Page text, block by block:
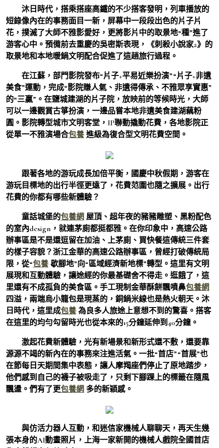
沐日時代，搭乘搭座高鐵的不少搭客發明，列車播放的
短錄像內在的事務面目一新，屏幕中一段段出色的片子片
花，撲滅了大師不雅影愛好，更將影片中的取景地“種”進了
游客心中。預備前去重慶的吳密斯表現，《刺殺小說家2》的
取景地和本地暖鍋文明配合促進了這趟旅行過程。
在江蘇，部門影院發布“片子+平易近樂扮演”“片子+非遺
美食”運動，完成“影院賺人氣、非遺得傳承、不雅眾享實惠”
的“三贏”。在鹽城建湖的片子院，放映前的等候時光，大師
可以一邊觀賞古箏扮演，一邊品嘗本地非遺美食建湖藕粉
圓。影院轉型城市文明客堂，IP聯動撬動花費，各地影院正
從單一不雅演場合包養 進級為復合型文明花費空間。
跟著各地的游玩成長加倍平衡，國慶中秋假期，游客在
游玩目標地的出行半徑更遠了，花費范圍也隨之擴展。出行
花費的你都有哪些新體驗？
童話城堡的包養網 屋頂、超年夜的豬豬雕塑、黑粉配色
的室內design，就連茅廁都挺都雅。在你印象中，高速公路
辦事區是不是還逗留在加油、上茅廁、買快餐這傳統三件套
的樣子容貌？浙江金華的高速公路辦事區，曾經打破傳統局
限，從“包養 歇腳地”向“區域經濟新地標”轉型。這里有文明
展現和互動體驗，讓途經的你最基礎舍不得走。逛餓了，這
里還有不成孤負的美食區。手工現制金華酥餅飄噴鼻包養網
四溢，兩端烏小籠包是現蒸的，銅鍋米線也是熱火朝天。沐
日時代，這里成包養 為良多人旅途上意想不到的驚喜。搭客
在這里的均勻勾留時光也從本來的15分鐘延伸到40分鐘。
激起花費新體驗，光有新場景和新形式還不敷，還要靠
源源不竭的新內在的事務來注進活氣。一批“首店”“首展”也
在節每日天期間集中表態，讓人摩羯座們停止了原地踏步，
他們感到自己的襪子被吸走了，只剩下腳踝上的標籤在隨風
飄盪。們有了更包養網 多的新穎感。
與仿活力器人互動，和迷信家機械人聊聊天，再天生幾
張本身的AI動畫照片，上海一家新開的機械人戲院全國首店